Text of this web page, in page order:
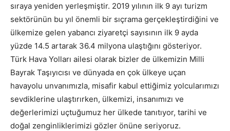
sıraya yeniden yerleşmiştir. 2019 yılının ilk 9 ayı turizm
sektörünün bu yıl önemli bir sıçrama gerçekleştirdiğini ve
ülkemize gelen yabancı ziyaretçi sayısının ilk 9 ayda
yüzde 14.5 artarak 36.4 milyona ulaştığını gösteriyor.
Türk Hava Yolları ailesi olarak bizler de ülkemizin Milli
Bayrak Taşıyıcısı ve dünyada en çok ülkeye uçan
havayolu unvanımızla, misafir kabul ettiğimiz yolcularımızı
sevdiklerine ulaştırırken, ülkemizi, insanımızı ve
değerlerimizi uçtuğumuz her ülkede tanıtıyor, tarihi ve
doğal zenginliklerimizi gözler önüne seriyoruz.